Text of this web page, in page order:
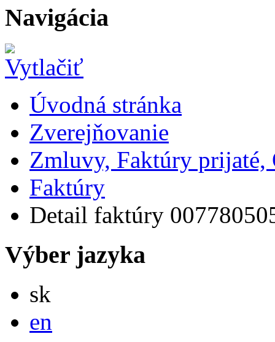
Navigácia
Úvodná stránka
Zverejňovanie
Zmluvy, Faktúry prijaté,
Faktúry
Detail faktúry
Výber jazyka
sk
en